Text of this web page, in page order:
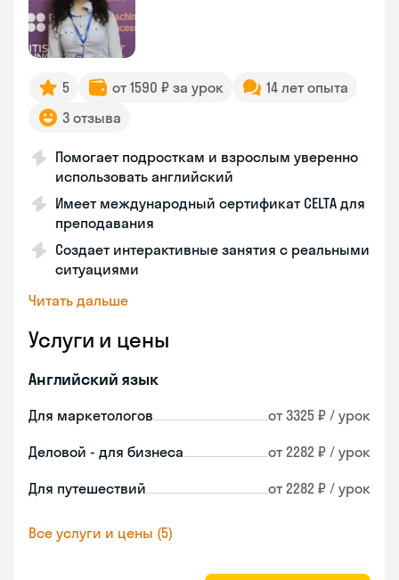
5 от 1590 ₽ за урок
14 лет опыта
3 отзыва
Помогает подросткам и взрослым уверенно
использовать английский
Имеет международный сертификат CELTA для
преподавания
Создает интерактивные занятия с реальными
ситуациями
Читать дальше
Услуги и цены
Английский язык
Для маркетологов от 3325 ₽ / урок
Деловой - для бизнеса от 2282 ₽ / урок
Для путешествий от 2282 ₽ / урок
Все услуги и цены (5)